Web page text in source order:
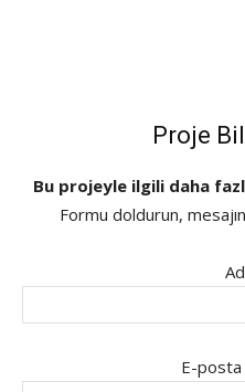
Proje
Bu projeyle ilgili daha
Formu doldurun,
E-